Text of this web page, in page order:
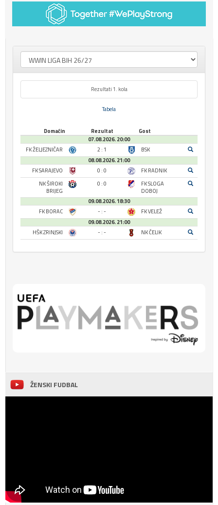
Rezultati 1. kola
Tabela
Domaćin Rezultat
Gost
07.08.2026. 20:00
FK ŽELJEZNIČAR
2 : 1
BSK
08.08.2026. 21:00
FK SARAJEVO
0 : 0
FK RADNIK
NK ŠIROKI
BRIJEG
0 : 0
FK SLOGA
DOBOJ
09.08.2026. 18:30
FK BORAC
- : -
FK VELEŽ
09.08.2026. 21:00
HŠK ZRINJSKI
- : - NK ČELIK
ŽENSKI FUDBAL